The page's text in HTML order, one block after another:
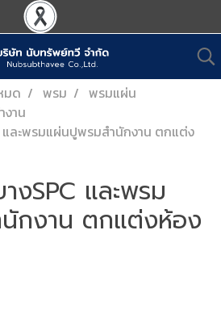
มด พรม
พรมแผ่น
งาน
และพรมแผ่นปูพรมสำนักงาน ตกแต่ง
งSPC และพรม
กงาน ตกแต่งห้อง